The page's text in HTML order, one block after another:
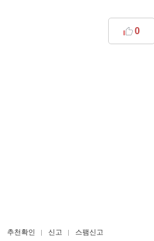
0
추천확인 신고 스팸신고